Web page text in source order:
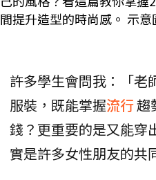
間提升造型的時尚感。 示
許多學生會問我：「老
服裝，既能掌握流行趨
錢？更重要的是又能穿
實是許多女性朋友的共